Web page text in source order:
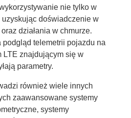
nie tylko w
doświadczenie w
działania w chmurze.
telemetrii pojazdu na
LTE znajdującym się w
parametry.
również wiele innych
zaawansowane systemy
systemy